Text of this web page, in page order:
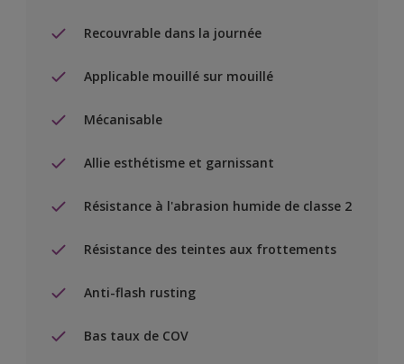
Recouvrable dans la journée
Applicable mouillé sur mouillé
Mécanisable
Allie esthétisme et garnissant
Résistance à l'abrasion humide de classe 2
Résistance des teintes aux frottements
Anti-flash rusting
Bas taux de COV